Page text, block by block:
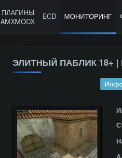
ПЛАГИНЫ
AMXMODX
ECD МОНИТОРИНГ
ЭЛИТНЫЙ ПАБЛИК 18+ |